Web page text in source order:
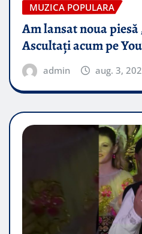
MUZICA POPULARA
Am lansat noua piesă
Ascultați acum pe
admin aug. 3,